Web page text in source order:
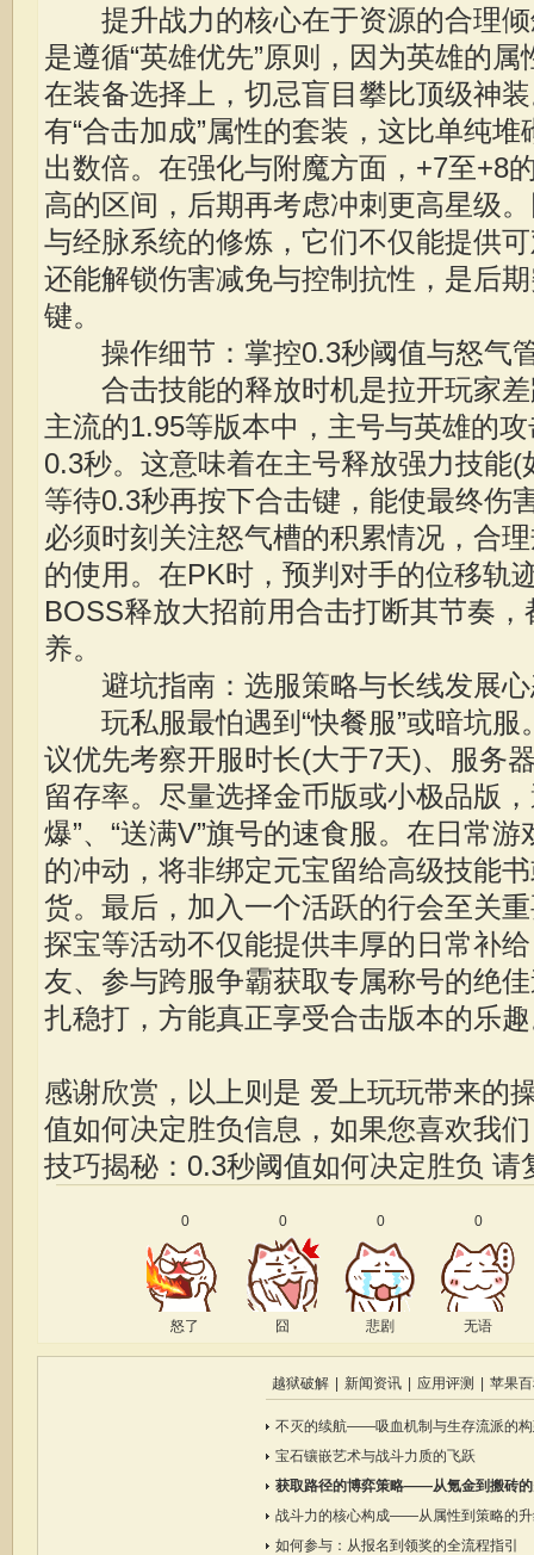
提升战力的核心在于资源的合理倾
是遵循“英雄优先”原则，因为英雄的
在装备选择上，切忌盲目攀比顶级神
有“合击加成”属性的套装，这比单纯
出数倍。在强化与附魔方面，+7至+8
高的区间，后期再考虑冲刺更高星级
与经脉系统的修炼，它们不仅能提供
还能解锁伤害减免与控制抗性，是后
键。
操作细节：掌控0.3秒阈值与怒气
合击技能的释放时机是拉开玩家差
主流的1.95等版本中，主号与英雄的
0.3秒。这意味着在主号释放强力技能
等待0.3秒再按下合击键，能使最终伤
必须时刻关注怒气槽的积累情况，合
的使用。在PK时，预判对手的位移轨
BOSS释放大招前用合击打断其节奏
养。
避坑指南：选服策略与长线发展心
玩私服最怕遇到“快餐服”或暗坑服
议优先考察开服时长(大于7天)、服务
留存率。尽量选择金币版或小极品版
爆”、“送满V”旗号的速食服。在日常
的冲动，将非绑定元宝留给高级技能
货。最后，加入一个活跃的行会至关
探宝等活动不仅能提供丰厚的日常补
友、参与跨服争霸获取专属称号的绝
扎稳打，方能真正享受合击版本的乐
感谢欣赏，以上则是 爱上玩玩带来的
值如何决定胜负信息，如果您喜欢我
技巧揭秘：0.3秒阈值如何决定胜负 请
0
怒了
0
囧
0
悲剧
0
无语
越狱破解 新闻资讯 应用评测 苹果
不灭的续航——吸血机制与生存流派的
宝石镶嵌艺术与战斗力质的飞跃
获取路径的博弈策略——从氪金到搬砖
战斗力的核心构成——从属性到策略的
如何参与：从报名到领奖的全流程指引